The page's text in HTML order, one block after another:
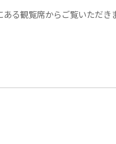
る観覧席からご覧いただき